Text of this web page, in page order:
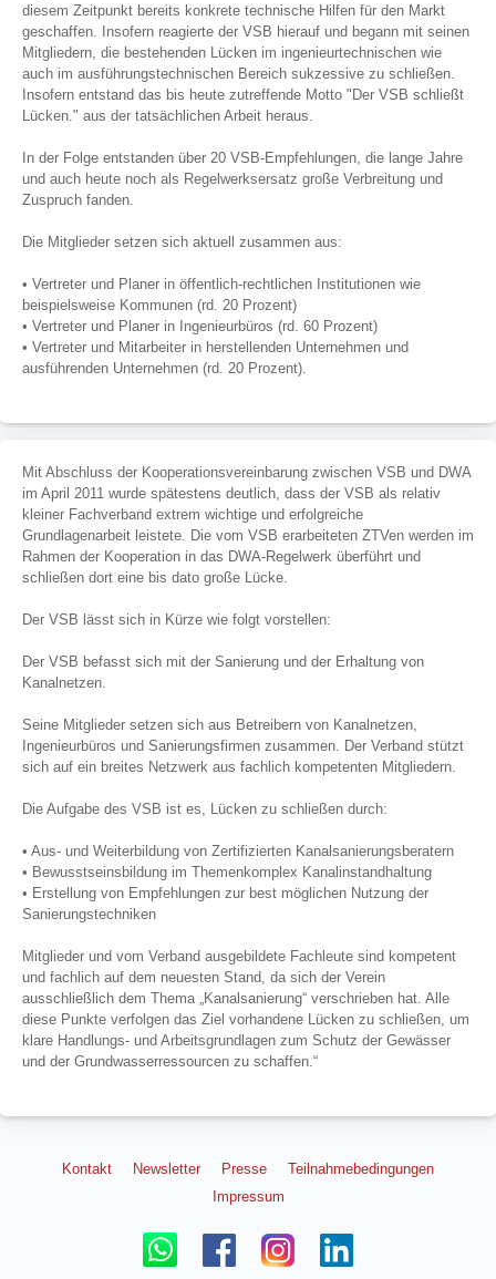
diesem Zeitpunkt bereits konkrete technische Hilfen für den Markt
geschaffen. Insofern reagierte der VSB hierauf und begann mit seinen
Mitgliedern, die bestehenden Lücken im ingenieurtechnischen wie
auch im ausführungstechnischen Bereich sukzessive zu schließen.
Insofern entstand das bis heute zutreffende Motto "Der VSB schließt
Lücken." aus der tatsächlichen Arbeit heraus.
In der Folge entstanden über 20 VSB-Empfehlungen, die lange Jahre
und auch heute noch als Regelwerksersatz große Verbreitung und
Zuspruch fanden.
Die Mitglieder setzen sich aktuell zusammen aus:
• Vertreter und Planer in öffentlich-rechtlichen Institutionen wie
beispielsweise Kommunen (rd. 20 Prozent)
• Vertreter und Planer in Ingenieurbüros (rd. 60 Prozent)
• Vertreter und Mitarbeiter in herstellenden Unternehmen und
ausführenden Unternehmen (rd. 20 Prozent).
Mit Abschluss der Kooperationsvereinbarung zwischen VSB und DWA
im April 2011 wurde spätestens deutlich, dass der VSB als relativ
kleiner Fachverband extrem wichtige und erfolgreiche
Grundlagenarbeit leistete. Die vom VSB erarbeiteten ZTVen werden im
Rahmen der Kooperation in das DWA-Regelwerk überführt und
schließen dort eine bis dato große Lücke.
Der VSB lässt sich in Kürze wie folgt vorstellen:
Der VSB befasst sich mit der Sanierung und der Erhaltung von
Kanalnetzen.
Seine Mitglieder setzen sich aus Betreibern von Kanalnetzen,
Ingenieurbüros und Sanierungsfirmen zusammen. Der Verband stützt
sich auf ein breites Netzwerk aus fachlich kompetenten Mitgliedern.
Die Aufgabe des VSB ist es, Lücken zu schließen durch:
• Aus- und Weiterbildung von Zertifizierten Kanalsanierungsberatern
• Bewusstseinsbildung im Themenkomplex Kanalinstandhaltung
• Erstellung von Empfehlungen zur best möglichen Nutzung der
Sanierungstechniken
Mitglieder und vom Verband ausgebildete Fachleute sind kompetent
und fachlich auf dem neuesten Stand, da sich der Verein
ausschließlich dem Thema „Kanalsanierung“ verschrieben hat. Alle
diese Punkte verfolgen das Ziel vorhandene Lücken zu schließen, um
klare Handlungs- und Arbeitsgrundlagen zum Schutz der Gewässer
und der Grundwasserressourcen zu schaffen.“
Kontakt Newsletter Presse
Teilnahmebedingungen
Impressum